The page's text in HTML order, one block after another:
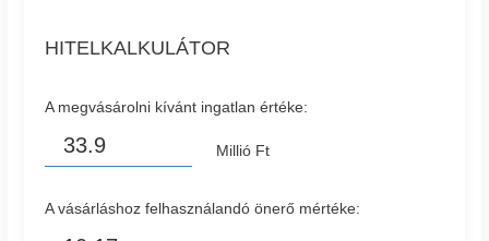
HITELKALKULÁTOR
A megvásárolni kívánt ingatlan értéke:
Millió Ft
A vásárláshoz felhasználandó önerő mértéke: